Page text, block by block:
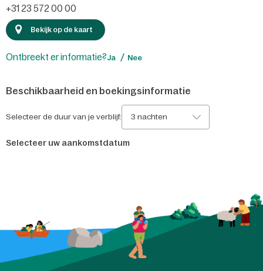
+31 23 572 00 00
Bekijk op de kaart
Ontbreekt er informatie?Ja Nee
Beschikbaarheid en boekingsinformatie
Selecteer de duur van je verblijf: 3 nachten
Selecteer uw aankomstdatum